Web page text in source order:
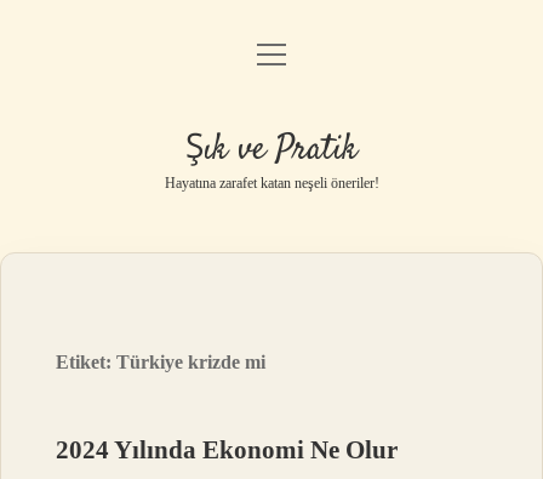
Anasayfa
Yasal Uyarı
menüyü
Şık ve Pratik
Hayatına zarafet katan neşeli öneriler!
Etiket:Türkiye krizde mi
2024 Yılında Ekonomi Ne Olur